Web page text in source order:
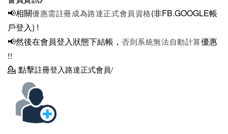
📢相關優惠需註冊成為路達正式會員資格(非FB.GOOGLE帳
戶登入) !
📢然後在會員登入狀態下結帳， 否則系統無法自動計算優惠
!!
💁 點擊註冊登入路達正式會員/